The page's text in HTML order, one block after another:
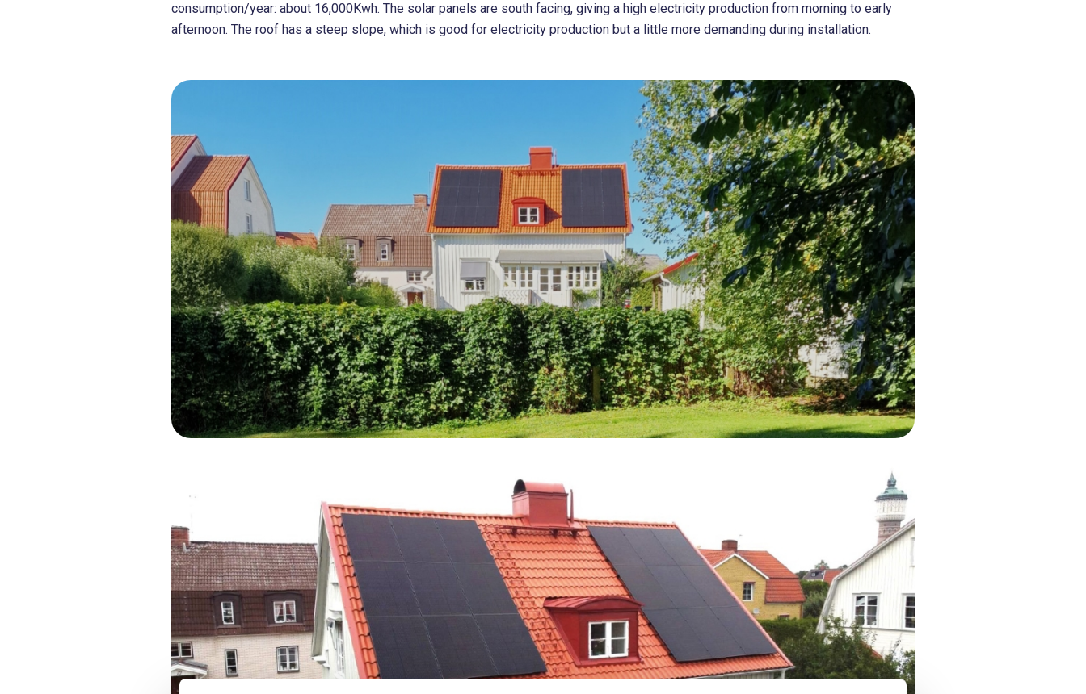
consumption/year: about 16,000Kwh. The solar panels are south facing, giving a high electricity production from morning to early
afternoon. The roof has a steep slope, which is good for electricity production but a little more demanding during installation.